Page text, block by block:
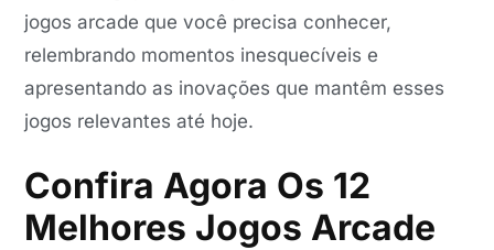
jogos arcade que você precisa conhecer,
relembrando momentos inesquecíveis e
apresentando as inovações que mantêm esses
jogos relevantes até hoje.
Confira Agora Os 12
Melhores Jogos Arcade